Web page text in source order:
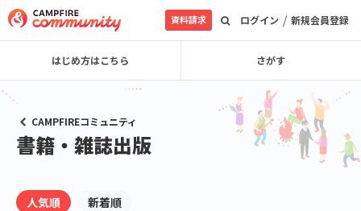
ログイン / 新規会員登録
資料請求
はじめ方はこちら さがす
CAMPFIREコミュニティ
書籍・雑誌出版
人気順 新着順